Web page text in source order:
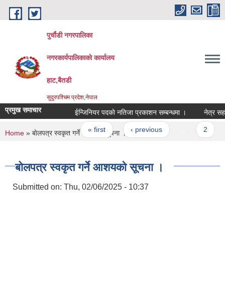
Skip to main content
पुर्चौडी नगरपालिका
नगरकार्यपालिकाकाे कार्यालय
हाट,बैतडी
सुदुरपश्चिम प्रदेश,नेपाल
प्रमुख समाचार ईन्जिनियर पदकाे नतिजा प्रकाशन सम्बन्धमा । नेत्र
Pages
« first ‹ previous
You are here
Home » बाेलपत्र स्वकृत गर्ने आशयकाे सूचना ।
बाेलपत्र स्वकृत गर्ने आशयकाे सूचना ।
Submitted on: Thu, 02/06/2025 - 10:37